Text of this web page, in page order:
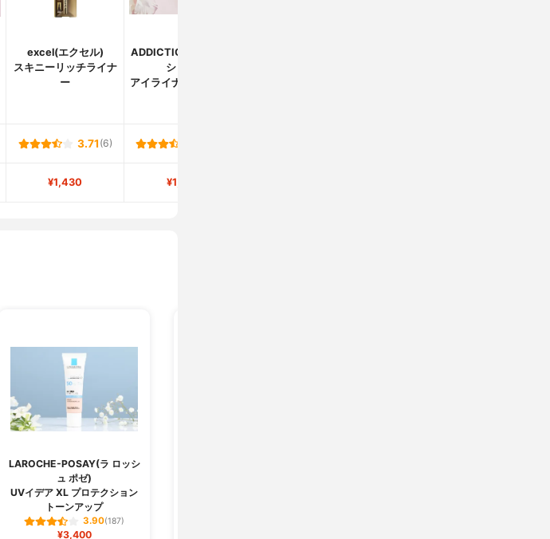
excel(エクセル)
スキニーリッチライナ
ー
ADDICTION(アディク
ション)
アイライナー ペンシル
3.71 (6)
¥1,430 ¥1,673
LAROCHE-POSAY(ラ ロッシ
ュ ポゼ)
UVイデア XL プロテクション
トーンアップ
3.90(187)
¥3,400